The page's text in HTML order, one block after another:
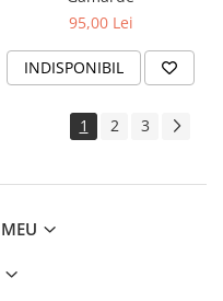
95,00 Lei
INDISPONIBIL
1 2 3